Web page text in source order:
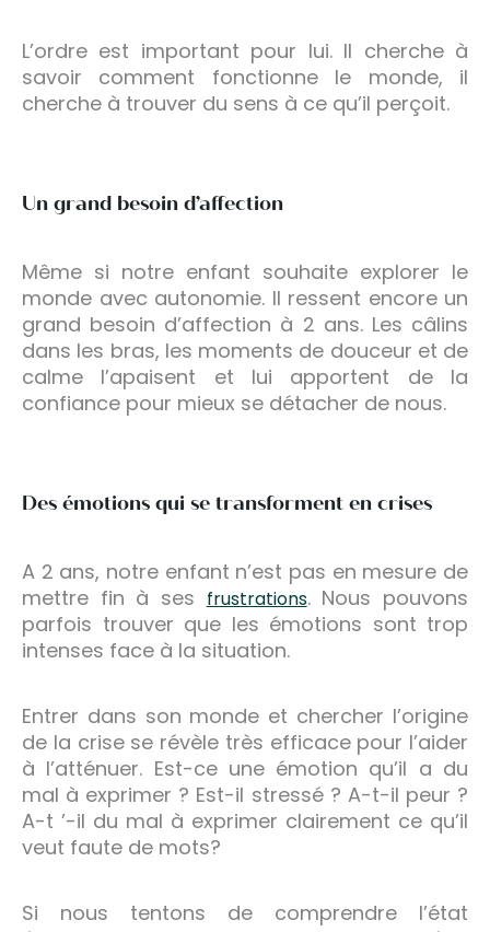
L’ordre est important pour lui. Il cherche à
savoir comment fonctionne le monde, il
cherche à trouver du sens à ce qu’il perçoit.
Un grand besoin d’affection
Même si notre enfant souhaite explorer le
monde avec autonomie. Il ressent encore un
grand besoin d’affection à 2 ans. Les câlins
dans les bras, les moments de douceur et de
calme l’apaisent et lui apportent de la
confiance pour mieux se détacher de nous.
Des émotions qui se transforment en crises
A 2 ans, notre enfant n’est pas en mesure de
mettre fin à ses frustrations. Nous pouvons
parfois trouver que les émotions sont trop
intenses face à la situation.
Entrer dans son monde et chercher l’origine
de la crise se révèle très efficace pour l’aider
à l’atténuer. Est-ce une émotion qu’il a du
mal à exprimer ? Est-il stressé ? A-t-il peur ?
A-t ’-il du mal à exprimer clairement ce qu’il
veut faute de mots?
Si nous tentons de comprendre l’état